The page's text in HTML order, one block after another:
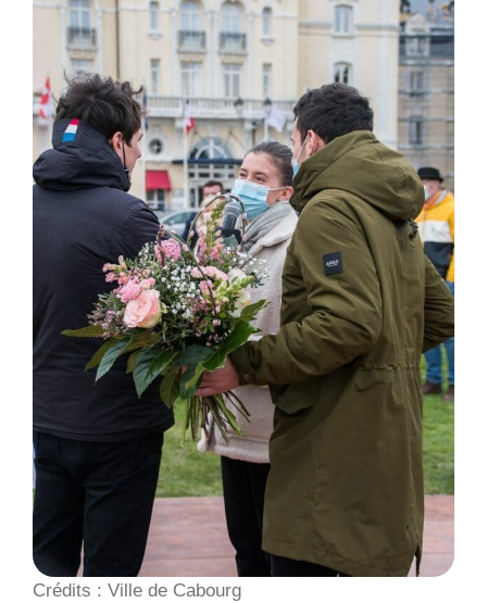
Crédits : Ville de Cabourg